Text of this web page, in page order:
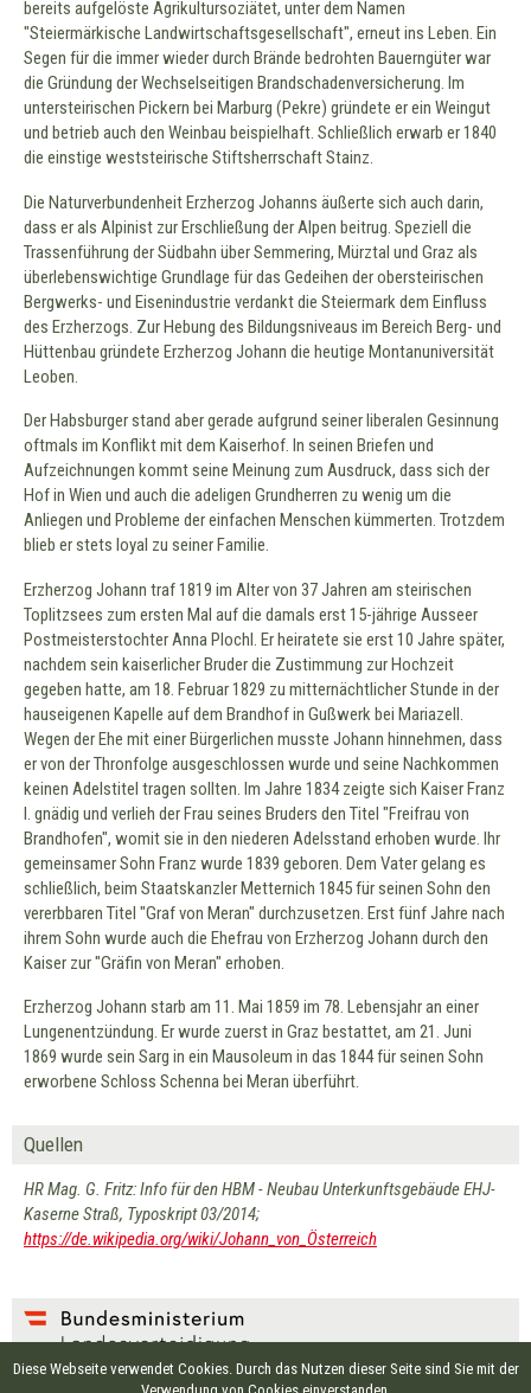
bereits aufgelöste Agrikultursoziätet, unter dem Namen
"Steiermärkische Landwirtschaftsgesellschaft", erneut ins Leben. Ein
Segen für die immer wieder durch Brände bedrohten Bauerngüter war
die Gründung der Wechselseitigen Brandschadenversicherung. Im
untersteirischen Pickern bei Marburg (Pekre) gründete er ein Weingut
und betrieb auch den Weinbau beispielhaft. Schließlich erwarb er 1840
die einstige weststeirische Stiftsherrschaft Stainz.
Die Naturverbundenheit Erzherzog Johanns äußerte sich auch darin,
dass er als Alpinist zur Erschließung der Alpen beitrug. Speziell die
Trassenführung der Südbahn über Semmering, Mürztal und Graz als
überlebenswichtige Grundlage für das Gedeihen der obersteirischen
Bergwerks- und Eisenindustrie verdankt die Steiermark dem Einfluss
des Erzherzogs. Zur Hebung des Bildungsniveaus im Bereich Berg- und
Hüttenbau gründete Erzherzog Johann die heutige Montanuniversität
Leoben.
Der Habsburger stand aber gerade aufgrund seiner liberalen Gesinnung
oftmals im Konflikt mit dem Kaiserhof. In seinen Briefen und
Aufzeichnungen kommt seine Meinung zum Ausdruck, dass sich der
Hof in Wien und auch die adeligen Grundherren zu wenig um die
Anliegen und Probleme der einfachen Menschen kümmerten. Trotzdem
blieb er stets loyal zu seiner Familie.
Erzherzog Johann traf 1819 im Alter von 37 Jahren am steirischen
Toplitzsees zum ersten Mal auf die damals erst 15-jährige Ausseer
Postmeisterstochter Anna Plochl. Er heiratete sie erst 10 Jahre später,
nachdem sein kaiserlicher Bruder die Zustimmung zur Hochzeit
gegeben hatte, am 18. Februar 1829 zu mitternächtlicher Stunde in der
hauseigenen Kapelle auf dem Brandhof in Gußwerk bei Mariazell.
Wegen der Ehe mit einer Bürgerlichen musste Johann hinnehmen, dass
er von der Thronfolge ausgeschlossen wurde und seine Nachkommen
keinen Adelstitel tragen sollten. Im Jahre 1834 zeigte sich Kaiser Franz
I. gnädig und verlieh der Frau seines Bruders den Titel "Freifrau von
Brandhofen", womit sie in den niederen Adelsstand erhoben wurde. Ihr
gemeinsamer Sohn Franz wurde 1839 geboren. Dem Vater gelang es
schließlich, beim Staatskanzler Metternich 1845 für seinen Sohn den
vererbbaren Titel "Graf von Meran" durchzusetzen. Erst fünf Jahre nach
ihrem Sohn wurde auch die Ehefrau von Erzherzog Johann durch den
Kaiser zur "Gräfin von Meran" erhoben.
Erzherzog Johann starb am 11. Mai 1859 im 78. Lebensjahr an einer
Lungenentzündung. Er wurde zuerst in Graz bestattet, am 21. Juni
1869 wurde sein Sarg in ein Mausoleum in das 1844 für seinen Sohn
erworbene Schloss Schenna bei Meran überführt.
Quellen
HR Mag. G. Fritz: Info für den HBM - Neubau Unterkunftsgebäude EHJ-
Kaserne Straß, Typoskript 03/2014;
https://de.wikipedia.org/wiki/Johann_von_Österreich
EIGENTÜMER UND HERAUSGEBER:
Diese Webseite verwendet Cookies. Durch das Nutzen dieser Seite sind Sie mit der